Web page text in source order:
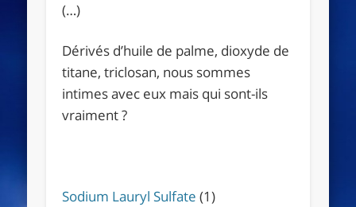
(…)
Dérivés d’huile de palme, dioxyde de
titane, triclosan, nous sommes
intimes avec eux mais qui sont-ils
vraiment ?
Sodium Lauryl Sulfate (1)